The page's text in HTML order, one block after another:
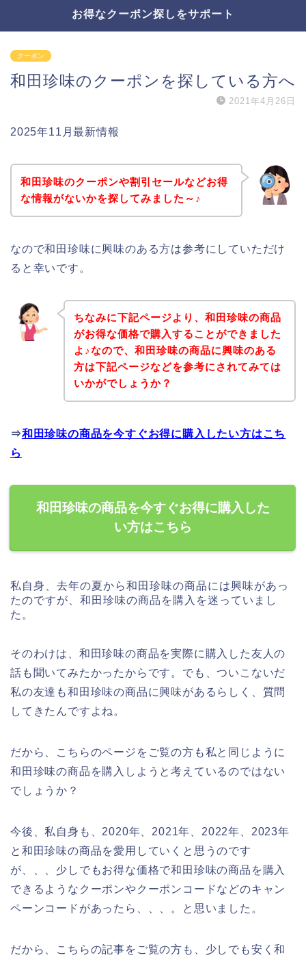
お得なクーポン探しをサポート
クーポン
和田珍味のクーポンを探している方へ
2021年4月26日
2025年11月最新情報
和田珍味のクーポンや割引セールなどお得
な情報がないかを探してみました～♪
なので和田珍味に興味のある方は参考にしていただけ
ると幸いです。
ちなみに下記ページより、和田珍味の商品
がお得な価格で購入することができました
よ♪なので、和田珍味の商品に興味のある
方は下記ページなどを参考にされてみては
いかがでしょうか？
⇒和田珍味の商品を今すぐお得に購入したい方はこち
ら
和田珍味の商品を今すぐお得に購入した
い方はこちら
私自身、去年の夏から和田珍味の商品には興味があっ
たのですが、和田珍味の商品を購入を迷っていまし
た。
そのわけは、和田珍味の商品を実際に購入した友人の
話も聞いてみたかったからです。でも、ついこないだ
私の友達も和田珍味の商品に興味があるらしく、質問
してきたんですよね。
だから、こちらのページをご覧の方も私と同じように
和田珍味の商品を購入しようと考えているのではない
でしょうか？
今後、私自身も、2020年、2021年、2022年、2023年
と和田珍味の商品を愛用していくと思うのです
が、、、少しでもお得な価格で和田珍味の商品を購入
できるようなクーポンやクーポンコードなどのキャン
ペーンコードがあったら、、、。と思いました。
だから、こちらの記事をご覧の方も、少しでも安く和